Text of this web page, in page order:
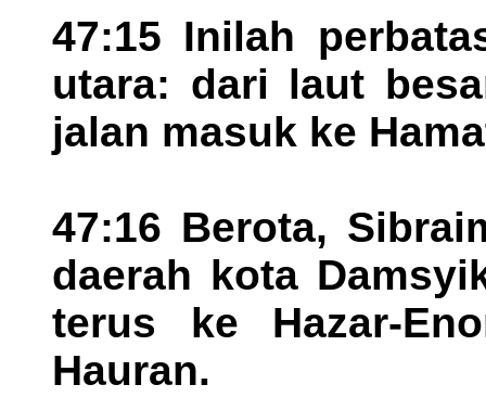
47:15 Inilah
utara: dari laut
jalan masuk ke
47:16 Berota,
daerah kota
terus ke Hazar-
Hauran.